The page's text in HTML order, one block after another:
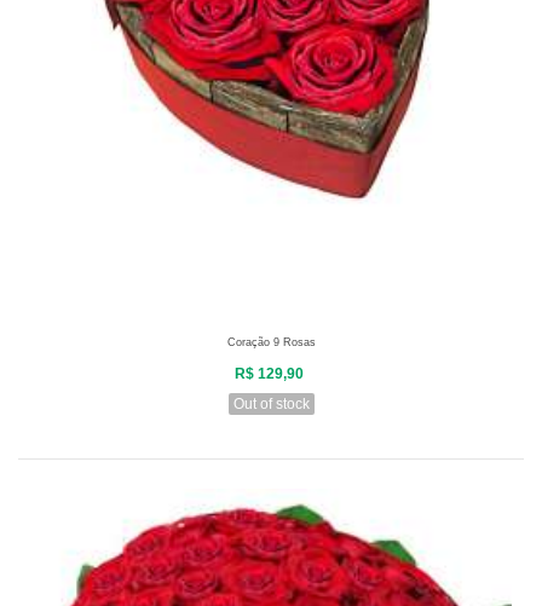
Coração 9 Rosas
R$ 129,90
Out of stock